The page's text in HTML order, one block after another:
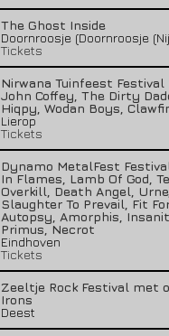
The Ghost Inside
Doornroosje (Doornroosje
Tickets
Nirwana Tuinfeest Festival
John Coffey, The Dirty
Hiqpy, Wodan Boys,
Lierop
Tickets
Dynamo MetalFest
In Flames, Lamb Of God,
Overkill, Death Angel, Urne,
Slaughter To Prevail, Fit
Autopsy, Amorphis,
Primus, Necrot
Eindhoven
Tickets
Zeeltje Rock Festival met
Irons
Deest